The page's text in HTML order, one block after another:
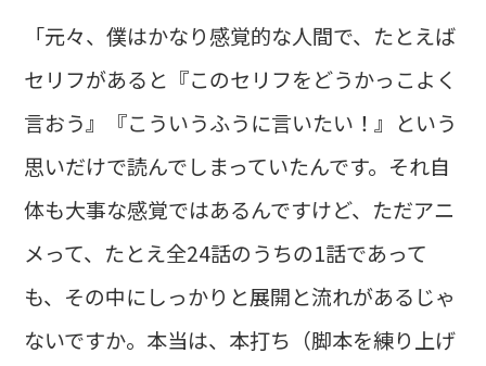
「元々、僕はかなり感覚的な人間で、たとえば
セリフがあると『このセリフをどうかっこよく
言おう』『こういうふうに言いたい！』という
思いだけで読んでしまっていたんです。それ自
体も大事な感覚ではあるんですけど、ただアニ
メって、たとえ全24話のうちの1話であって
も、その中にしっかりと展開と流れがあるじゃ
ないですか。本当は、本打ち（脚本を練り上げ